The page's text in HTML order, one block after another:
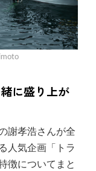
に盛り上が
謝孝浩さんが全
人気企画「トラ
徴についてまと